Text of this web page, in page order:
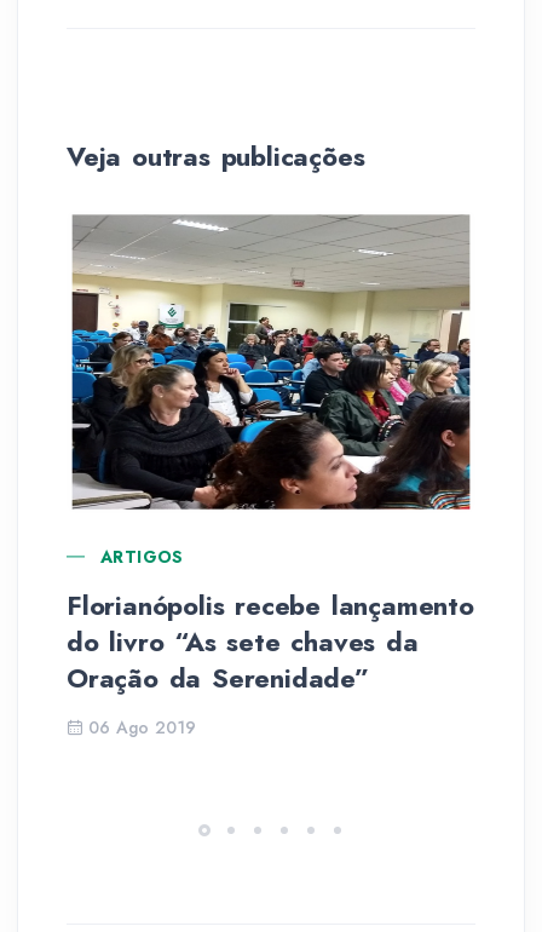
Veja outras publicações
ARTIGOS
Florianópolis recebe lançamento
do livro “As sete chaves da
Oração da Serenidade”
06 Ago 2019